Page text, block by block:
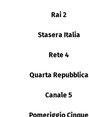
Rai 2
Stasera Italia
Rete 4
Quarta Repubblica
Canale 5
Pomeriggio Cinque